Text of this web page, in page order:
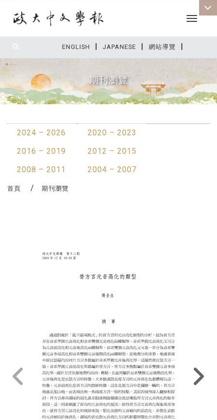
ENGLISH | JAPANESE | 網站導覽 |
Toggle
期刊瀏覽
2024 – 2026
2020 – 2023
2016 – 2019
2012 – 2015
2008 – 2011
2004 – 2007
首頁 期刊瀏覽